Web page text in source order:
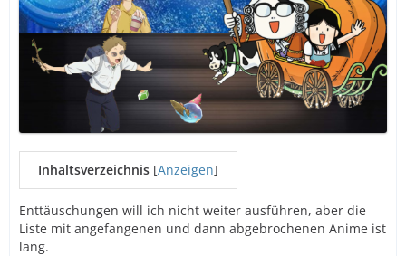
Inhaltsverzeichnis [Anzeigen]
Enttäuschungen will ich nicht weiter ausführen, aber die
Liste mit angefangenen und dann abgebrochenen Anime ist
lang.